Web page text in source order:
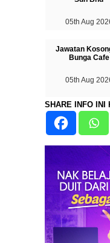
05th Aug
Jawatan
Bunga Cafe
05th Aug
SHARE INFO INI